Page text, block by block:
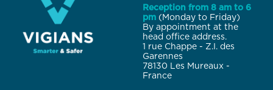
Reception from 8 am to 6
pm (Monday to Friday)
By appointment at the
head office address.
1 rue Chappe - Z.I. des
Garennes
78130 Les Mureaux -
France